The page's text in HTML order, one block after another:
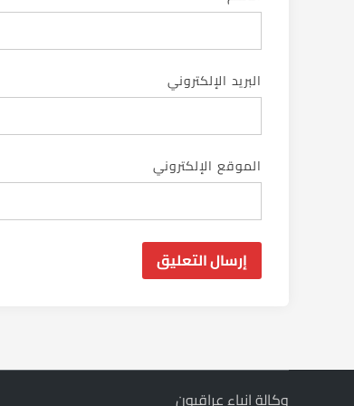
البريد الإلكتروني
الموقع الإلكتروني
وكالة انباء عراقيون